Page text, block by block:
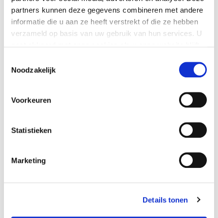
partners kunnen deze gegevens combineren met andere
informatie die u aan ze heeft verstrekt of die ze hebben
verzameld op basis van uw gebruik van hun services. U
Noodzakelijk
Voorkeuren
Statistieken
Marketing
Details tonen
trainingen
Webinar (nieuwe)